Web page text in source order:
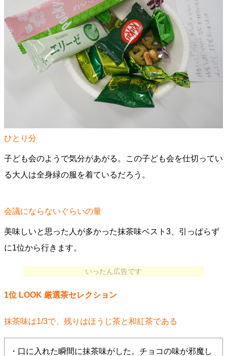
ひとり分
子ども会のようで気分があがる。この子ども会を仕切ってい
る大人は全身緑の服を着ているだろう。
会議にならないぐらいの量
美味しいと思った人が多かった抹茶味ベスト3、引っぱらず
に1位から行きます。
いったん広告です
1位 LOOK 厳選茶セレクション
抹茶味は1/3で、残りはほうじ茶と和紅茶である
・口に入れた瞬間に抹茶味がした。チョコの味が邪魔し